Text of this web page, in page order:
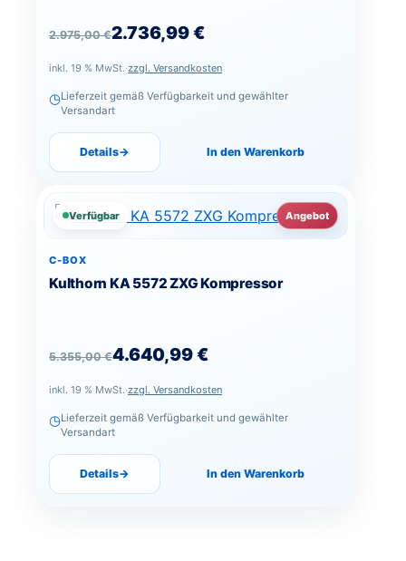
2.975,00€
Ursprünglicher Preis war: 2.975,00 €
2.736,99€
Aktueller Preis ist: 2.736,99 €.
inkl. 19 % MwSt.·zzgl. Versandkosten
◷Lieferzeit gemäß Verfügbarkeit und gewählter
Versandart
Details→ In den Warenkorb
Verfügbar Angebot
C-BOX
Kulthorn KA 5572 ZXG Kompressor
5.355,00€
Ursprünglicher Preis war: 5.355,00 €
4.640,99€
Aktueller Preis ist: 4.640,99 €.
inkl. 19 % MwSt.·zzgl. Versandkosten
◷Lieferzeit gemäß Verfügbarkeit und gewählter
Versandart
Details→ In den Warenkorb